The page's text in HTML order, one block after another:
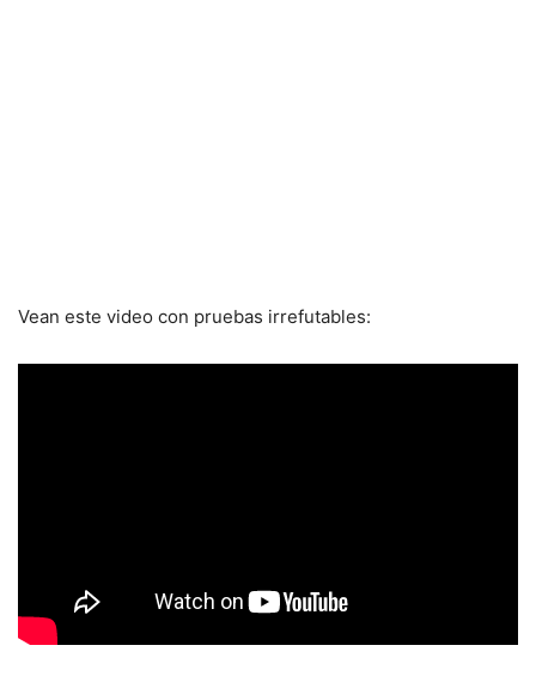
Vean este video con pruebas irrefutables: